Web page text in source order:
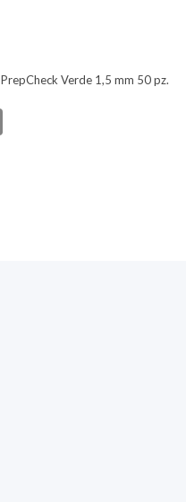
PrepCheck Verde 1,5 mm 50 pz.